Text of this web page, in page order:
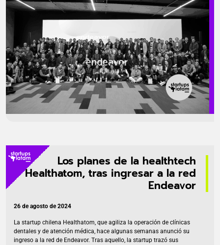
mucho más que startups en términos de crecimiento. Son compañías
que ya validaron su modelo de negocio y hoy crecen […]
Los planes de la healthtech
Healthatom, tras ingresar a la red
Endeavor
26 de agosto de 2024
La startup chilena Healthatom, que agiliza la operación de clínicas
dentales y de atención médica, hace algunas semanas anunció su
ingreso a la red de Endeavor. Tras aquello, la startup trazó sus